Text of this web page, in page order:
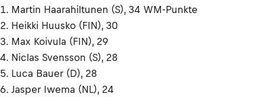
1. Martin Haarahiltunen (S), 34 WM-Punkte
2. Heikki Huusko (FIN), 30
3. Max Koivula (FIN), 29
4. Niclas Svensson (S), 28
5. Luca Bauer (D), 28
6. Jasper Iwema (NL), 24